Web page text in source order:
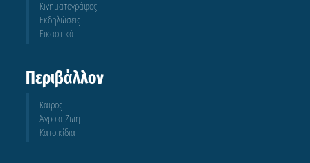
Κινηματογράφος
Εκδηλώσεις
Εικαστικά
Περιβάλλον
Καιρός
Άγροια Ζωή
Κατοικίδια